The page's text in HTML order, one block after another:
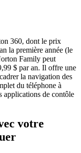
360, dont le prix
la première année (le
Family peut
$ par an. Il offre une
la navigation des
du téléphone à
applications de contôle
votre